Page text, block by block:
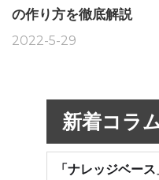
の作り方を徹底解説
2022-5-29
新着コラ
「ナレッジベー